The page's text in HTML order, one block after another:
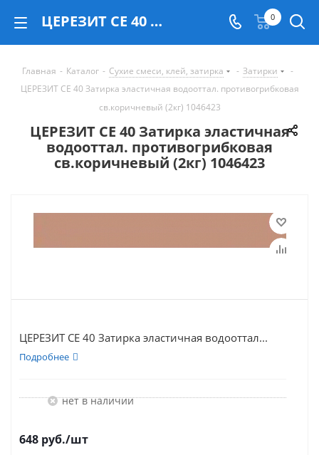
ЦЕРЕЗИТ CE 40 Затирка эластичная водооттал. противогрибковая св.коричневый (2кг) 1046423 - купить в Екатеринбурге 0
Главная - Каталог - Сухие смеси, клей, затирка - Затирки
-
ЦЕРЕЗИТ CE 40 Затирка эластичная водооттал. противогрибковая
св.коричневый (2кг) 1046423
ЦЕРЕЗИТ CE 40 Затирка эластичная
водооттал. противогрибковая
св.коричневый (2кг) 1046423
ЦЕРЕЗИТ CE 40 Затирка эластичная водооттал...
Подробнее
Нет в наличии
648 руб./шт